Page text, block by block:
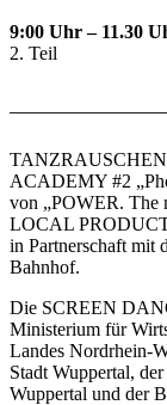
9:00 Uhr – 11.30
2. Teil
TANZRAUSCHEN
ACADEMY #2
von „POWER. The
LOCAL
in Partnerschaft mit
Bahnhof.
Die SCREEN
Ministerium für
Landes Nordrhein-
Stadt Wuppertal,
Wuppertal und der